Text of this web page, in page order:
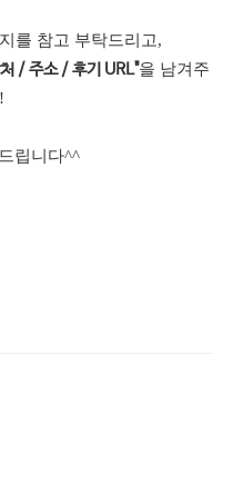
를 참고 부탁드리고,
/ 주소 / 후기 URL"을 남겨주
립니다^^